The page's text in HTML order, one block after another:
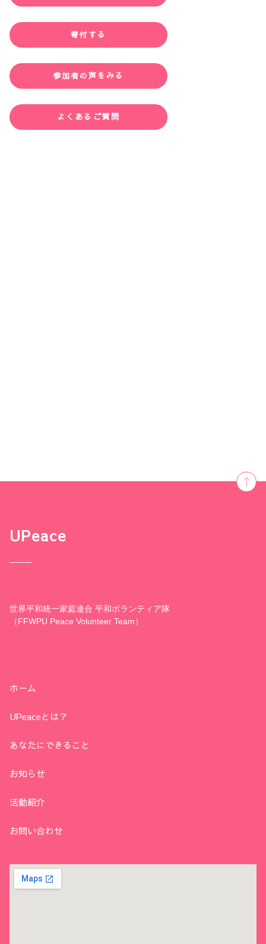
寄付する
参加者の声をみる
よくあるご質問
UPeace
世界平和統一家庭連合 平和ボランティア隊
（FFWPU Peace Volunteer Team）
ホーム
UPeaceとは？
あなたにできること
お知らせ
活動紹介
お問い合わせ